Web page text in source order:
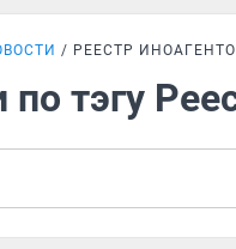
РЕЕСТР
тэгу